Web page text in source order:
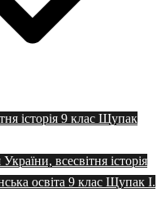
історія 9 клас Щупак
всесвітня історія
освіта 9 клас Щупак І.